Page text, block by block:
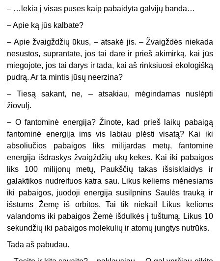
– …lekia į visas puses kaip pabaidyta galvijų banda…
– Apie ką jūs kalbate?
– Apie žvaigždžių ūkus, – atsakė jis. – Žvaigždės niekada
nesustos, suprantate, jos tai darė ir prieš akimirką, kai jūs
miegojote, jos tai darys ir tada, kai aš rinksiuosi ekologišką
pudrą. Ar ta mintis jūsų neerzina?
– Tiesą sakant, ne, – atsakiau, mėgindamas nuslėpti
žiovulį.
– O fantominė energija? Žinote, kad prieš laikų pabaigą
fantominė energija ims vis labiau plėsti visatą? Kai iki
absoliučios pabaigos liks milijardas metų, fantominė
energija išdraskys žvaigždžių ūkų kekes. Kai iki pabaigos
liks 100 milijonų metų, Paukščių takas išsisklaidys ir
galaktikos nudreifuos katra sau. Likus keliems mėnesiams
iki pabaigos, juodoji energija susilpnins Saulės trauką ir
išstums Žemę iš orbitos. Tai tik niekai! Likus kelioms
valandoms iki pabaigos Žemė išdulkės į tuštumą. Likus 10
sekundžių iki pabaigos molekulių ir atomų jungtys nutrūks.
Tada aš pabudau.